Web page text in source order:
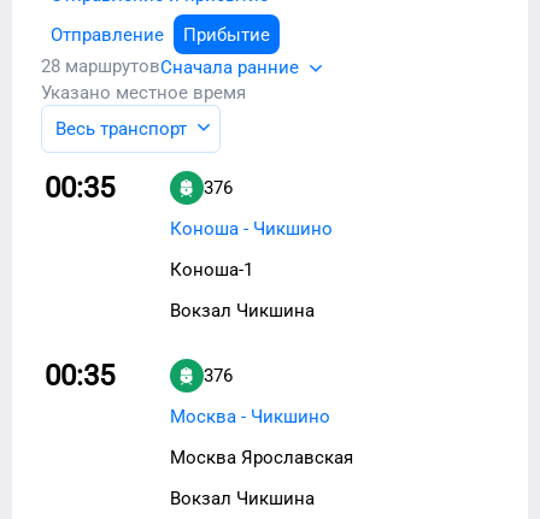
Отправление
Прибытие
28 маршрутовСначала ранние
Указано местное время
Весь транспорт
00:35
376
Коноша - Чикшино
Коноша-1
Вокзал Чикшина
00:35
376
Москва - Чикшино
Москва Ярославская
Вокзал Чикшина